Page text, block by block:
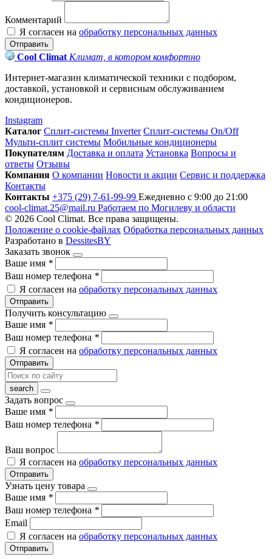
Комментарий
Я согласен на обработку персональных данных
Отправить
Cool Climat Климат, в котором комфортно
Интернет-магазин климатической техники с подбором,
доставкой, установкой и сервисным обслуживанием
кондиционеров.
Instagram
Каталог Сплит-системы Inverter Сплит-системы On/Off
Мульти-сплит системы Мобильные кондиционеры
Покупателям Доставка и оплата Установка Вопросы и
ответы Отзывы
Компания О компании Новости и акции Сервис и поддержка
Контакты
Контакты +375 (29) 7-61-99-99 Ежедневно с 9:00 до 21:00
cool-climat.25@mail.ru Работаем по Могилеву и области
© 2026 Cool Climat. Все права защищены.
Положение о cookie-файлах Обработка персональных данных
Разработано в DessitesBY
Заказать звонок
Ваше имя *
Ваш номер телефона *
Я согласен на обработку персональных данных
Отправить
Получить консультацию
Ваше имя *
Ваш номер телефона *
Я согласен на обработку персональных данных
Отправить
Задать вопрос
Ваше имя *
Ваш номер телефона *
Ваш вопрос
Я согласен на обработку персональных данных
Отправить
Узнать цену товара
Ваше имя *
Ваш номер телефона *
Email
Я согласен на обработку персональных данных
Отправить